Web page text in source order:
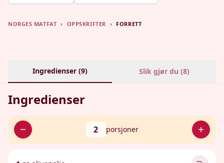
NORGES MATFAT › OPPSKRIFTER › FORRETT
Ingredienser (9) Slik gjør du (8)
Ingredienser
2 porsjoner